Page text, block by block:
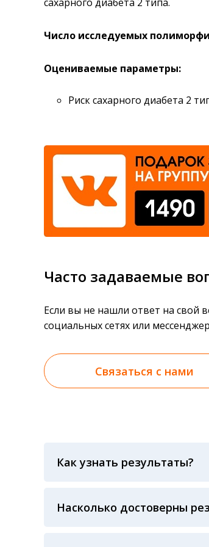
Время работы
Число исследуемых
Оцениваемые параметры:
Риск сахарного диабета 2
Часто задаваемые
Если вы не нашли ответ на свой
социальных сетях или
Связаться с нами
Как узнать результаты?
анализов при предъявлении
Насколько достоверны
Гарантия качества